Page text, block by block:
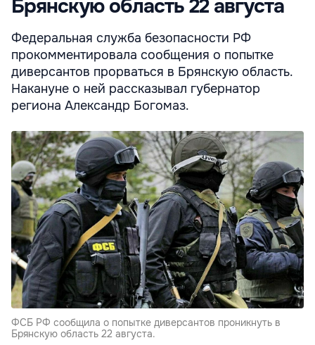
Брянскую область 22 августа
Федеральная служба безопасности РФ
прокомментировала сообщения о попытке
диверсантов прорваться в Брянскую область.
Накануне о ней рассказывал губернатор
региона Александр Богомаз.
ФСБ РФ сообщила о попытке диверсантов проникнуть в
Брянскую область 22 августа.